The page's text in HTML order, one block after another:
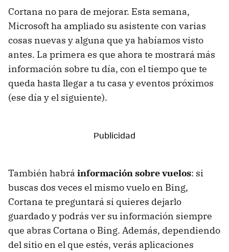
Cortana no para de mejorar. Esta semana,
Microsoft ha ampliado su asistente con varias
cosas nuevas y alguna que ya habíamos visto
antes. La primera es que ahora te mostrará más
información sobre tu día, con el tiempo que te
queda hasta llegar a tu casa y eventos próximos
(ese día y el siguiente).
También habrá información sobre vuelos: si
buscas dos veces el mismo vuelo en Bing,
Cortana te preguntará si quieres dejarlo
guardado y podrás ver su información siempre
que abras Cortana o Bing. Además, dependiendo
del sitio en el que estés, verás aplicaciones